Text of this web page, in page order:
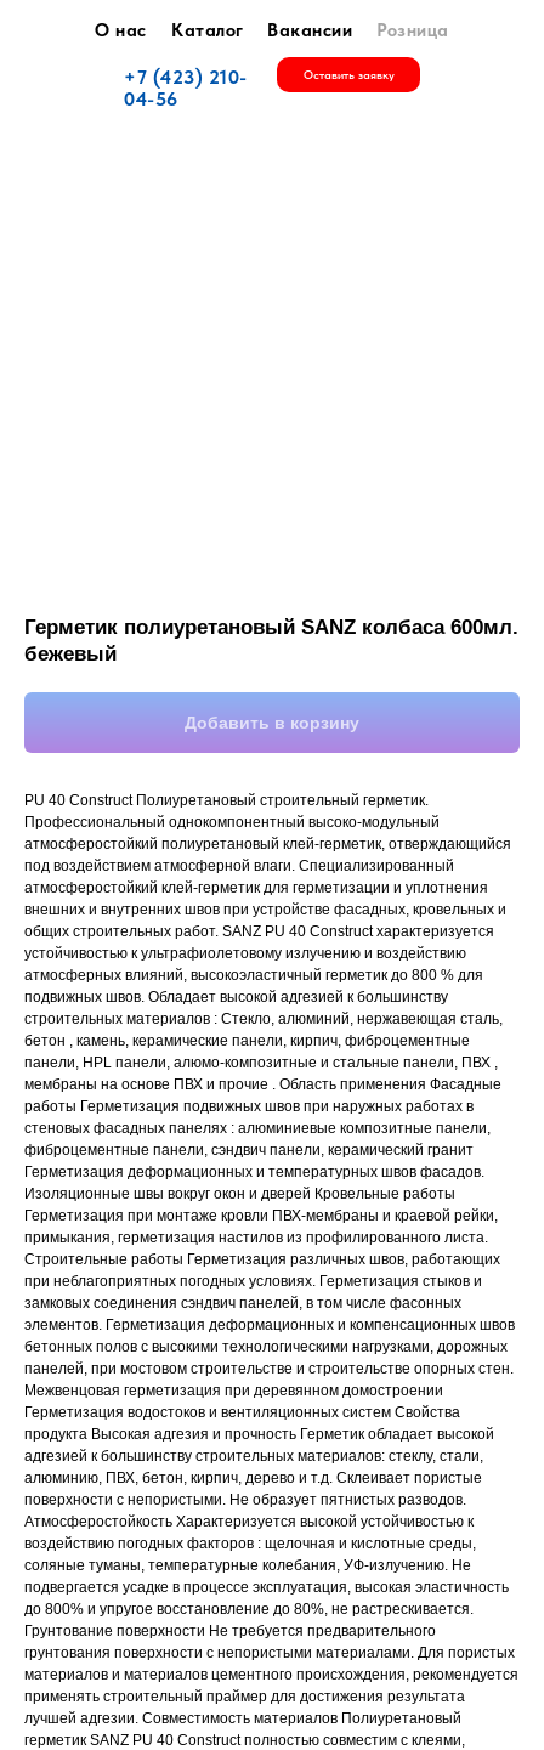
+7 (423) 210-
04-56
Оставить заявку
О нас Каталог Вакансии Розница
Герметик полиуретановый SANZ колбаса 600мл.
бежевый
Добавить в корзину
PU 40 Construct Полиуретановый строительный герметик.
Профессиональный однокомпонентный высоко-модульный
атмосферостойкий полиуретановый клей-герметик, отверждающийся
под воздействием атмосферной влаги. Специализированный
атмосферостойкий клей-герметик для герметизации и уплотнения
внешних и внутренних швов при устройстве фасадных, кровельных и
общих строительных работ. SANZ PU 40 Construct характеризуется
устойчивостью к ультрафиолетовому излучению и воздействию
атмосферных влияний, высокоэластичный герметик до 800 % для
подвижных швов. Обладает высокой адгезией к большинству
строительных материалов : Стекло, алюминий, нержавеющая сталь,
бетон , камень, керамические панели, кирпич, фиброцементные
панели, HPL панели, алюмо-композитные и стальные панели, ПВХ ,
мембраны на основе ПВХ и прочие . Область применения Фасадные
работы Герметизация подвижных швов при наружных работах в
стеновых фасадных панелях : алюминиевые композитные панели,
фиброцементные панели, сэндвич панели, керамический гранит
Герметизация деформационных и температурных швов фасадов.
Изоляционные швы вокруг окон и дверей Кровельные работы
Герметизация при монтаже кровли ПВХ-мембраны и краевой рейки,
примыкания, герметизация настилов из профилированного листа.
Строительные работы Герметизация различных швов, работающих
при неблагоприятных погодных условиях. Герметизация стыков и
замковых соединения сэндвич панелей, в том числе фасонных
элементов. Герметизация деформационных и компенсационных швов
бетонных полов с высокими технологическими нагрузками, дорожных
панелей, при мостовом строительстве и строительстве опорных стен.
Межвенцовая герметизация при деревянном домостроении
Герметизация водостоков и вентиляционных систем Свойства
продукта Высокая адгезия и прочность Герметик обладает высокой
адгезией к большинству строительных материалов: стеклу, стали,
алюминию, ПВХ, бетон, кирпич, дерево и т.д. Склеивает пористые
поверхности с непористыми. Не образует пятнистых разводов.
Атмосферостойкость Характеризуется высокой устойчивостью к
воздействию погодных факторов : щелочная и кислотные среды,
соляные туманы, температурные колебания, УФ-излучению. Не
подвергается усадке в процессе эксплуатация, высокая эластичность
до 800% и упругое восстановление до 80%, не растрескивается.
Грунтование поверхности Не требуется предварительного
грунтования поверхности с непористыми материалами. Для пористых
материалов и материалов цементного происхождения, рекомендуется
применять строительный праймер для достижения результата
лучшей адгезии. Совместимость материалов Полиуретановый
герметик SANZ PU 40 Construct полностью совместим с клеями,